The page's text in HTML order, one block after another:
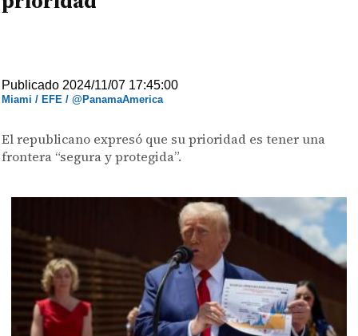
Publicado 2024/11/07 17:45:00
Miami / EFE / @PanamaAmerica
El republicano expresó que su prioridad es tener una
frontera “segura y protegida”.